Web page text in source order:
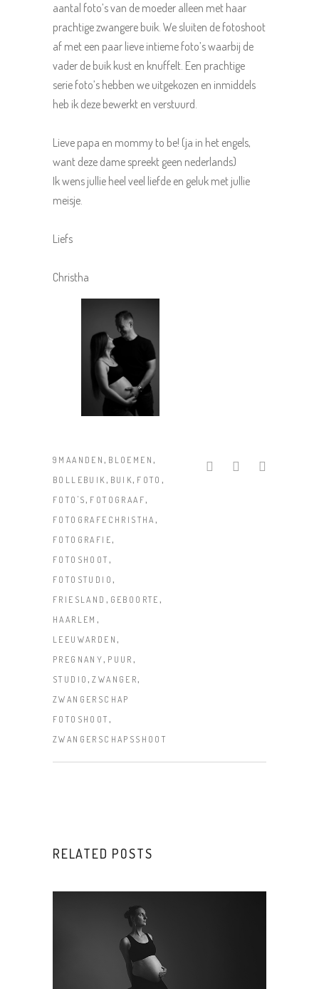
aantal foto’s van de moeder alleen met haar
prachtige zwangere buik. We sluiten de fotoshoot
af met een paar lieve intieme foto’s waarbij de
vader de buik kust en knuffelt. Een prachtige
serie foto’s hebben we uitgekozen en inmiddels
heb ik deze bewerkt en verstuurd.
Lieve papa en mommy to be! (ja in het engels,
want deze dame spreekt geen nederlands)
Ik wens jullie heel veel liefde en geluk met jullie
meisje.
Liefs
Christha
9MAANDEN, BLOEMEN,
BOLLEBUIK, BUIK, FOTO ,
FOTO'S, FOTOGRAAF,
FOTOGRAFECHRISTHA ,
FOTOGRAFIE,
FOTOSHOOT ,
FOTOSTUDIO ,
FRIESLAND , GEBOORTE ,
HAARLEM ,
LEEUWARDEN ,
PREGNANY, PUUR ,
STUDIO,ZWANGER,
ZWANGERSCHAP
FOTOSHOOT ,
ZWANGERSCHAPSSHOOT
RELATED POSTS